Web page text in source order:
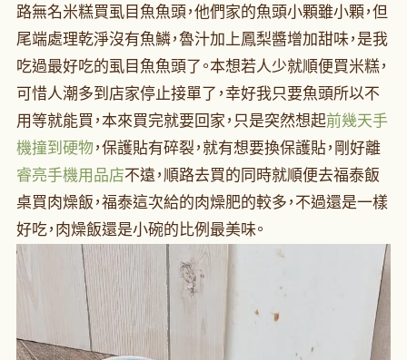
路無名米糕買虱目魚魚頭，他們家的魚頭小顆雖小顆，但
尾端處理乾淨沒有魚鱗，魯汁加上鳳梨醬增加甜味，是我
吃過最好吃的虱目魚魚頭了。本想若人少就順便買米糕，
可惜人潮多到店家停止接單了，幸好我只要魚頭所以不
用等就能買，本來買完就要回家，只是突然想起前幾天手
機撞到硬物，保護貼有碎裂，就有想要換保護貼，剛好離
睿亮手機用品店不遠，順路去買的同時就順便去福泰飯
桌買肉燥飯，福泰這次給的肉燥肥的較多，不過還是一樣
好吃，肉燥飯還是小碗的比例最美味。